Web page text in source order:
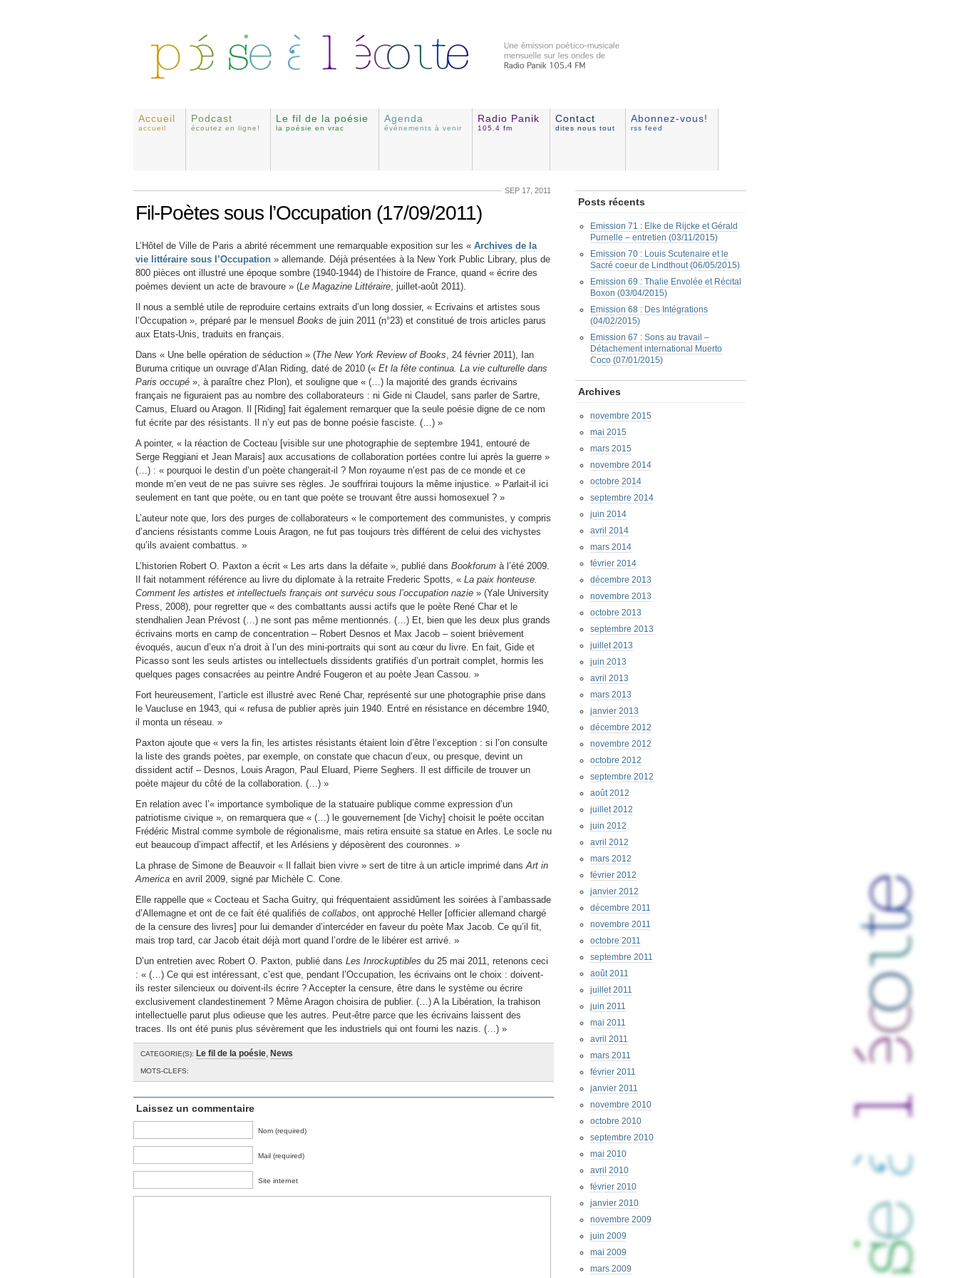
Accueil
accueil
Podcast
écoutez en ligne!
Le fil de la poésie
la poésie en vrac
Agenda
événements à venir
Radio Panik
105.4 fm
Contact
dites nous tout
Abonnez-vous!
rss feed
SEP 17, 2011
Fil-Poètes sous l’Occupation (17/09/2011)
L’Hôtel de Ville de Paris a abrité récemment une remarquable exposition sur les « Archives de la
vie littéraire sous l’Occupation » allemande. Déjà présentées à la New York Public Library, plus de
800 pièces ont illustré une époque sombre (1940-1944) de l’histoire de France, quand « écrire des
poèmes devient un acte de bravoure » (Le Magazine Littéraire, juillet-août 2011).
Il nous a semblé utile de reproduire certains extraits d’un long dossier, « Ecrivains et artistes sous
l’Occupation », préparé par le mensuel Books de juin 2011 (n°23) et constitué de trois articles parus
aux Etats-Unis, traduits en français.
Dans « Une belle opération de séduction » (The New York Review of Books, 24 février 2011), Ian
Buruma critique un ouvrage d’Alan Riding, daté de 2010 (« Et la fête continua. La vie culturelle dans
Paris occupé », à paraître chez Plon), et souligne que « (…) la majorité des grands écrivains
français ne figuraient pas au nombre des collaborateurs : ni Gide ni Claudel, sans parler de Sartre,
Camus, Eluard ou Aragon. Il [Riding] fait également remarquer que la seule poésie digne de ce nom
fut écrite par des résistants. Il n’y eut pas de bonne poésie fasciste. (…) »
A pointer, « la réaction de Cocteau [visible sur une photographie de septembre 1941, entouré de
Serge Reggiani et Jean Marais] aux accusations de collaboration portées contre lui après la guerre »
(…) : « pourquoi le destin d’un poète changerait-il ? Mon royaume n’est pas de ce monde et ce
monde m’en veut de ne pas suivre ses règles. Je souffrirai toujours la même injustice. » Parlait-il ici
seulement en tant que poète, ou en tant que poète se trouvant être aussi homosexuel ? »
L’auteur note que, lors des purges de collaborateurs « le comportement des communistes, y compris
d’anciens résistants comme Louis Aragon, ne fut pas toujours très différent de celui des vichystes
qu’ils avaient combattus. »
L’historien Robert O. Paxton a écrit « Les arts dans la défaite », publié dans Bookforum à l’été 2009.
Il fait notamment référence au livre du diplomate à la retraite Frederic Spotts, « La paix honteuse.
Comment les artistes et intellectuels français ont survécu sous l’occupation nazie » (Yale University
Press, 2008), pour regretter que « des combattants aussi actifs que le poète René Char et le
stendhalien Jean Prévost (…) ne sont pas même mentionnés. (…) Et, bien que les deux plus grands
écrivains morts en camp de concentration – Robert Desnos et Max Jacob – soient brièvement
évoqués, aucun d’eux n’a droit à l’un des mini-portraits qui sont au cœur du livre. En fait, Gide et
Picasso sont les seuls artistes ou intellectuels dissidents gratifiés d’un portrait complet, hormis les
quelques pages consacrées au peintre André Fougeron et au poète Jean Cassou. »
Fort heureusement, l’article est illustré avec René Char, représenté sur une photographie prise dans
le Vaucluse en 1943, qui « refusa de publier après juin 1940. Entré en résistance en décembre 1940,
il monta un réseau. »
Paxton ajoute que « vers la fin, les artistes résistants étaient loin d’être l’exception : si l’on consulte
la liste des grands poètes, par exemple, on constate que chacun d’eux, ou presque, devint un
dissident actif – Desnos, Louis Aragon, Paul Eluard, Pierre Seghers. Il est difficile de trouver un
poète majeur du côté de la collaboration. (…) »
En relation avec l’« importance symbolique de la statuaire publique comme expression d’un
patriotisme civique », on remarquera que « (…) le gouvernement [de Vichy] choisit le poète occitan
Frédéric Mistral comme symbole de régionalisme, mais retira ensuite sa statue en Arles. Le socle nu
eut beaucoup d’impact affectif, et les Arlésiens y déposèrent des couronnes. »
La phrase de Simone de Beauvoir « Il fallait bien vivre » sert de titre à un article imprimé dansArt in
America en avril 2009, signé par Michèle C. Cone.
Elle rappelle que « Cocteau et Sacha Guitry, qui fréquentaient assidûment les soirées à l’ambassade
d’Allemagne et ont de ce fait été qualifiés de collabos, ont approché Heller [officier allemand chargé
de la censure des livres] pour lui demander d’intercéder en faveur du poète Max Jacob. Ce qu’il fit,
mais trop tard, car Jacob était déjà mort quand l’ordre de le libérer est arrivé. »
D’un entretien avec Robert O. Paxton, publié dans Les Inrockuptibles du 25 mai 2011, retenons ceci
: « (…) Ce qui est intéressant, c’est que, pendant l’Occupation, les écrivains ont le choix : doivent-
ils rester silencieux ou doivent-ils écrire ? Accepter la censure, être dans le système ou écrire
exclusivement clandestinement ? Même Aragon choisira de publier. (…) A la Libération, la trahison
intellectuelle parut plus odieuse que les autres. Peut-être parce que les écrivains laissent des
traces. Ils ont été punis plus sévèrement que les industriels qui ont fourni les nazis. (…) »
CATEGORIE(S): Le fil de la poésie, News
MOTS-CLEFS:
Laissez un commentaire
Nom (required)
Mail (required)
Site internet
Posts récents
Emission 71 : Elke de Rijcke et Gérald
Purnelle – entretien (03/11/2015)
Emission 70 : Louis Scutenaire et le
Sacré coeur de Lindthout (06/05/2015)
Emission 69 : Thalie Envolée et Récital
Boxon (03/04/2015)
Emission 68 : Des Intégrations
(04/02/2015)
Emission 67 : Sons au travail –
Détachement international Muerto
Coco (07/01/2015)
Archives
novembre 2015
mai 2015
mars 2015
novembre 2014
octobre 2014
septembre 2014
juin 2014
avril 2014
mars 2014
février 2014
décembre 2013
novembre 2013
octobre 2013
septembre 2013
juillet 2013
juin 2013
avril 2013
mars 2013
janvier 2013
décembre 2012
novembre 2012
octobre 2012
septembre 2012
août 2012
juillet 2012
juin 2012
avril 2012
mars 2012
février 2012
janvier 2012
décembre 2011
novembre 2011
octobre 2011
septembre 2011
août 2011
juillet 2011
juin 2011
mai 2011
avril 2011
mars 2011
février 2011
janvier 2011
novembre 2010
octobre 2010
septembre 2010
mai 2010
avril 2010
février 2010
janvier 2010
novembre 2009
juin 2009
mai 2009
mars 2009